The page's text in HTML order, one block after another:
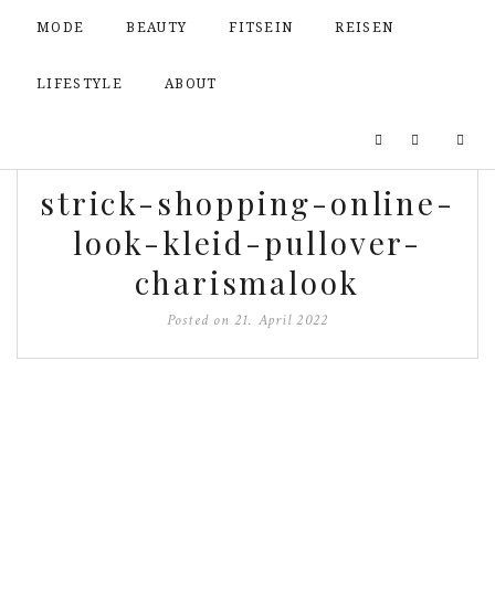
MODE BEAUTY FITSEIN REISEN
LIFESTYLE ABOUT
strick-shopping-online-
look-kleid-pullover-
charismalook
Posted on21. April 2022